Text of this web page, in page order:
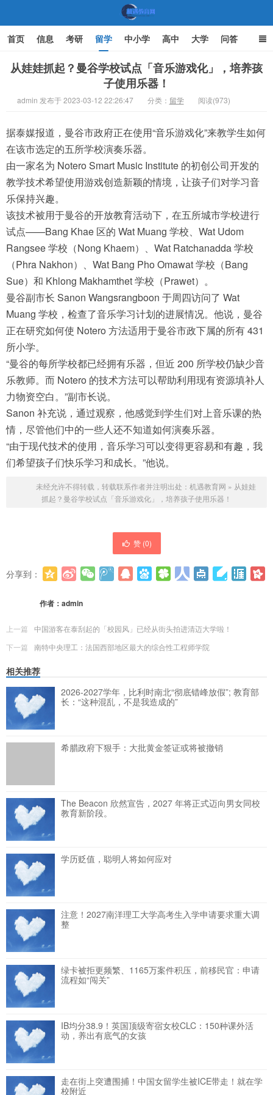
机遇教育网
首页 信息 考研 留学 中小学 高中 大学 问答
文化 家庭教育
从娃娃抓起？曼谷学校试点「音乐游戏化」，培养孩
子使用乐器！
admin 发布于 2023-03-12 22:26:47 分类： 留学 阅读(973)
据泰媒报道，曼谷市政府正在使用“音乐游戏化”来教学生如何
在该市选定的五所学校演奏乐器。
由一家名为 Notero Smart Music Institute 的初创公司开发的
教学技术希望使用游戏创造新颖的情境，让孩子们对学习音
乐保持兴趣。
该技术被用于曼谷的开放教育活动下，在五所城市学校进行
试点——Bang Khae 区的 Wat Muang 学校、Wat Udom
Rangsee 学校（Nong Khaem）、Wat Ratchanadda 学校
（Phra Nakhon）、Wat Bang Pho Omawat 学校（Bang
Sue）和 Khlong Makhamthet 学校（Prawet）。
曼谷副市长 Sanon Wangsrangboon 于周四访问了 Wat
Muang 学校，检查了音乐学习计划的进展情况。他说，曼谷
正在研究如何使 Notero 方法适用于曼谷市政下属的所有 431
所小学。
“曼谷的每所学校都已经拥有乐器，但近 200 所学校仍缺少音
乐教师。而 Notero 的技术方法可以帮助利用现有资源填补人
力物资空白。”副市长说。
Sanon 补充说，通过观察，他感觉到学生们对上音乐课的热
情，尽管他们中的一些人还不知道如何演奏乐器。
“由于现代技术的使用，音乐学习可以变得更容易和有趣，我
们希望孩子们快乐学习和成长。”他说。
未经允许不得转载，转载联系作者并注明出处： 机遇教育网 » 从娃娃
抓起？曼谷学校试点「音乐游戏化」，培养孩子使用乐器！
赞 (0)
分享到：
作者： admin
上一篇
中国游客在泰刮起的「校园风」已经从街头拍进清迈大学啦！
下一篇
南特中央理工：法国西部地区最大的综合性工程师学院
相关推荐
2026-2027学年，比利时南北“彻底错峰放假”; 教育部
长：“这种混乱，不是我造成的”
希腊政府下狠手：大批黄金签证或将被撤销
The Beacon 欣然宣告，2027 年将正式迈向男女同校
教育新阶段。
学历贬值，聪明人将如何应对
注意！2027南洋理工大学高考生入学申请要求重大调
整
绿卡被拒更频繁、1165万案件积压，前移民官：申请
流程如“闯关”
IB均分38.9！英国顶级寄宿女校CLC：150种课外活
动，养出有底气的女孩
走在街上突遭围捕！中国女留学生被ICE带走！就在学
校附近